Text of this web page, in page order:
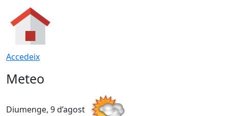
Accedeix
Meteo
Diumenge, 9 d’agost